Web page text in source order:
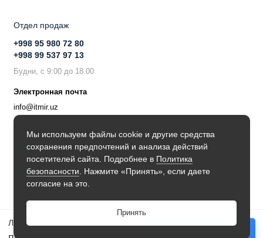
Мы используем файлы cookie и другие средства
сохранения предпочтений и анализа действий
посетителей сайта. Подробнее в Политика
безопасности . Нажмите «Принять», если даете
согласие на это.
Принять
Отдел продаж
+998 95 980 72 80
+998 99 537 97 13
Будни, с 9:00 до 18.00
Электронная почта
info@itmir.uz
Поддержка в мессенджере
Будьте в курсе наших новостей!